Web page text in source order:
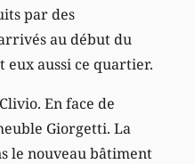
par des
au début du
eux aussi ce quartier.
En face de
Giorgetti. La
le nouveau bâtiment